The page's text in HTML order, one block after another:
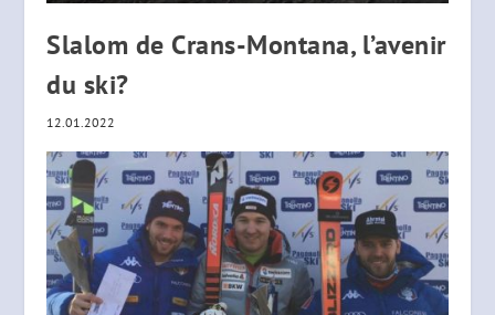
Slalom de Crans-Montana, l’avenir
du ski?
12.01.2022